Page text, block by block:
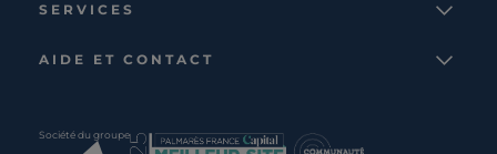
Nos collections
Boutique
SERVICES
Carte cadeau Camif
AIDE ET CONTACT
Société du groupe